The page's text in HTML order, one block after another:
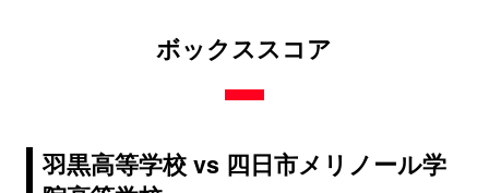
ボックススコア
羽黒高等学校 vs 四日市メリノール学